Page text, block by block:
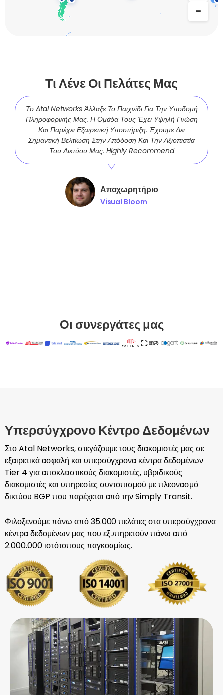
Τι Λένε Οι Πελάτες Μας
Το Atal Networks Άλλαξε Το Παιχνίδι Για Την Υποδομή
Πληροφορικής Μας. Η Ομάδα Τους Έχει Υψηλή Γνώση
Και Παρέχει Εξαιρετική Υποστήριξη. Έχουμε Δει
Σημαντική Βελτίωση Στην Απόδοση Και Την Αξιοπιστία
Του Δικτύου Μας. Highly Recommend
Αποχωρητήριο
Visual Bloom
Οι συνεργάτες μας
Υπερσύγχρονο Κέντρο Δεδομένων
Στο Atal Networks, στεγάζουμε τους διακομιστές μας σε
εξαιρετικά ασφαλή και υπερσύγχρονα κέντρα δεδομένων
Tier 4 για αποκλειστικούς διακομιστές, υβριδικούς
διακομιστές και υπηρεσίες συντοπισμού με πλεονασμό
δικτύου BGP που παρέχεται από την Simply Transit.
Φιλοξενούμε πάνω από 35.000 πελάτες στα υπερσύγχρονα
κέντρα δεδομένων μας που εξυπηρετούν πάνω από
2.000.000 ιστότοπους παγκοσμίως.